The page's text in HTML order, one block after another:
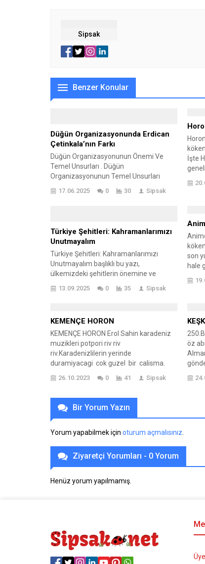
Sipsak
Benzer Konular
Düğün Organizasyonunda Erdican
Çetinkala’nın Farkı
Düğün Organizasyonunun Önemi Ve
Temel Unsurları . Düğün
Organizasyonunun Temel Unsurları
Unsurlar Önemi Uygulama Yöntemleri
Yer Seçimi Misafirlerin konforu için
süslemeler ve renk uyumu sağlanmalıdır.
Yiyecek ve İçecek Misafirlerin keyfini
artırır. Çeşitli menülerle herkesin...
17.06.2025 0 30 Sipsak
İşte
Türkiye Şehitleri: Kahramanlarımızı
Unutmayalım
Türkiye Şehitleri: Kahramanlarımızı
Unutmayalım başlıklı bu yazı,
ülkemizdeki şehitlerin önemine ve
kahramanlık hikayelerine
odaklanmaktadır. Türkiye Şehitleri:
mücadeleye vurgu yapılırken,
kahramanlık hikayeleri de okuyucularla
paylaşılıyor. Şehitlerimize saygı ve
onurlandırma yöntemleri, toplumun bu
kahramanlara olan minnetini ifade
şehitlerin ailelerine sağlanan destekler...
13.09.2025 0 35 Sipsak
son
hale
KEMENÇE HORON
KEMENÇE HORON Erol Sahin karadeniz
muzikleri potpori riv riv
riv.Karadenizlilerin yerinde
duramiyacagi cok guzel bir calisma.
26.10.2023 0 41 Sipsak
öz
diye
Bir Yorum Yazın
Yorum yapabilmek için oturum açmalısınız.
Ziyaretçi Yorumları - 0 Yorum
Henüz yorum yapılmamış.